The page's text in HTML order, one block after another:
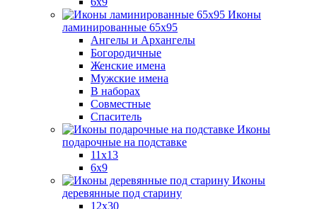
Иконы
ламинированные 65x95
Ангелы и Архангелы
Богородичные
Женские имена
Мужские имена
В наборах
Совместные
Спаситель
Иконы
подарочные на подставке
11x13
6x9
Иконы
деревянные под старину
12х30